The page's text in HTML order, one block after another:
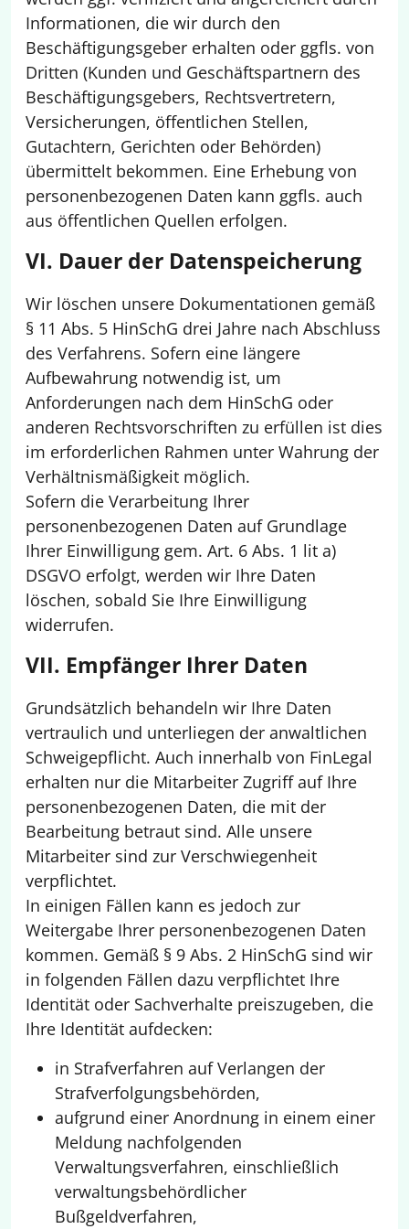
Informationen, die wir durch den
Beschäftigungsgeber erhalten oder ggfls. von
Dritten (Kunden und Geschäftspartnern des
Beschäftigungsgebers, Rechtsvertretern,
Versicherungen, öffentlichen Stellen,
Gutachtern, Gerichten oder Behörden)
übermittelt bekommen. Eine Erhebung von
personenbezogenen Daten kann ggfls. auch
aus öffentlichen Quellen erfolgen.
VI. Dauer der Datenspeicherung
Wir löschen unsere Dokumentationen gemäß
§ 11 Abs. 5 HinSchG drei Jahre nach Abschluss
des Verfahrens. Sofern eine längere
Aufbewahrung notwendig ist, um
Anforderungen nach dem HinSchG oder
anderen Rechtsvorschriften zu erfüllen ist dies
im erforderlichen Rahmen unter Wahrung der
Verhältnismäßigkeit möglich.
Sofern die Verarbeitung Ihrer
personenbezogenen Daten auf Grundlage
Ihrer Einwilligung gem. Art. 6 Abs. 1 lit a)
DSGVO erfolgt, werden wir Ihre Daten
löschen, sobald Sie Ihre Einwilligung
widerrufen.
VII. Empfänger Ihrer Daten
Grundsätzlich behandeln wir Ihre Daten
vertraulich und unterliegen der anwaltlichen
Schweigepflicht. Auch innerhalb von FinLegal
erhalten nur die Mitarbeiter Zugriff auf Ihre
personenbezogenen Daten, die mit der
Bearbeitung betraut sind. Alle unsere
Mitarbeiter sind zur Verschwiegenheit
verpflichtet.
In einigen Fällen kann es jedoch zur
Weitergabe Ihrer personenbezogenen Daten
kommen. Gemäß § 9 Abs. 2 HinSchG sind wir
in folgenden Fällen dazu verpflichtet Ihre
Identität oder Sachverhalte preiszugeben, die
Ihre Identität aufdecken:
in Strafverfahren auf Verlangen der
Strafverfolgungsbehörden,
aufgrund einer Anordnung in einem einer
Meldung nachfolgenden
Verwaltungsverfahren, einschließlich
verwaltungsbehördlicher
Bußgeldverfahren,